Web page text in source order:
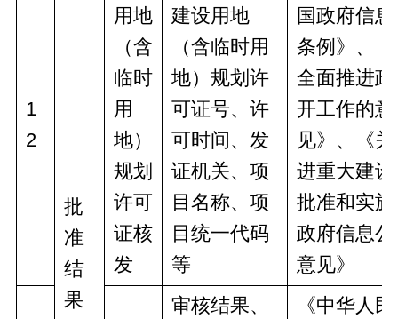
批
准
结
果
1
2
用地
（含
临时
用
地）
规划
许可
证核
发
建设用地
（含临时用
地）规划许
可证号、许
可时间、发
证机关、项
目名称、项
目统一代码
等
国政府信
条例》、
全面推进
开工作的意
见》、《
进重大建
批准和实
政府信息
意见》
审核结果、
《中华人